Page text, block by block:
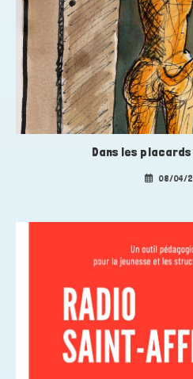
Dans les
08/04/